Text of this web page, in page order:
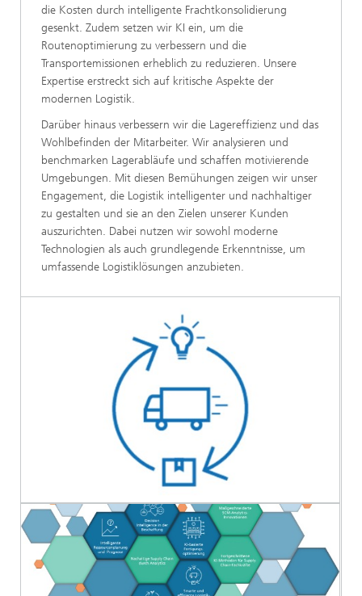
die Kosten durch intelligente Frachtkonsolidierung
gesenkt. Zudem setzen wir KI ein, um die
Routenoptimierung zu verbessern und die
Transportemissionen erheblich zu reduzieren. Unsere
Expertise erstreckt sich auf kritische Aspekte der
modernen Logistik.
Darüber hinaus verbessern wir die Lagereffizienz und das
Wohlbefinden der Mitarbeiter. Wir analysieren und
benchmarken Lagerabläufe und schaffen motivierende
Umgebungen. Mit diesen Bemühungen zeigen wir unser
Engagement, die Logistik intelligenter und nachhaltiger
zu gestalten und sie an den Zielen unserer Kunden
auszurichten. Dabei nutzen wir sowohl moderne
Technologien als auch grundlegende Erkenntnisse, um
umfassende Logistiklösungen anzubieten.